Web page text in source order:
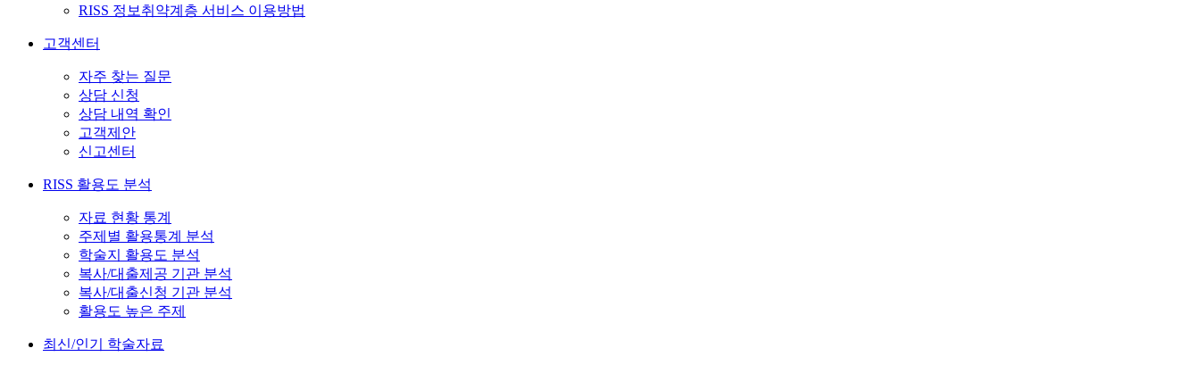
RISS 정보취약계층 서비스 이용방법
고객센터
자주 찾는 질문
상담 신청
상담 내역 확인
고객제안
신고센터
RISS 활용도 분석
자료 현황 통계
주제별 활용통계 분석
학술지 활용도 분석
복사/대출제공 기관 분석
복사/대출신청 기관 분석
활용도 높은 주제
최신/인기 학술자료